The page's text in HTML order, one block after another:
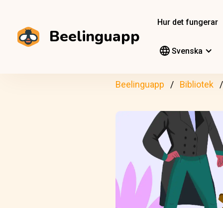
Beelinguapp
Hur det fungerar
Svenska
Beelinguapp Bibliotek